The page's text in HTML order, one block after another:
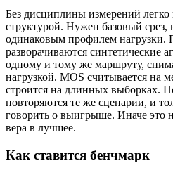
Без дисциплины измерений легко
структурой. Нужен базовый
одинаковым профилем нагрузки.
разворачиваются синтетические
одному и тому же маршруту,
нагрузкой. MOS считывается на
строится на длинных выборках.
повторяются те же сценарии, и
говорить о выигрыше. Иначе это
вера в лучшее.
Как ставится бенчмарк